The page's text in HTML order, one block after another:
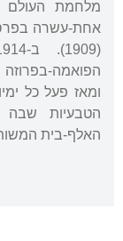
מלחמת העולם
אחת-עשרה
הפואמה-בפרוזה
ומאז פעל כל
הטבעיות שבה
האלף-בית